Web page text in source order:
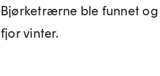
Bjørketrærne ble funnet
fjor vinter.